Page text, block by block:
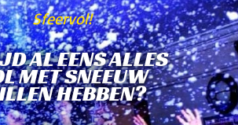
Sfeervol!
AL EENS ALLES
MET SNEEUW
HEBBEN?